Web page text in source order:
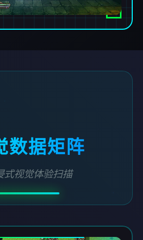
数据矩阵
式视觉体验扫描